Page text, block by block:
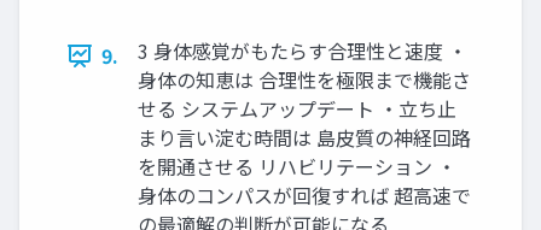
9.
3 身体感覚がもたらす合理性と速度 ・
身体の知恵は 合理性を極限まで機能さ
せる システムアップデート ・立ち止
まり言い淀む時間は 島皮質の神経回路
を開通させる リハビリテーション ・
身体のコンパスが回復すれば 超高速で
の最適解の判断が可能になる